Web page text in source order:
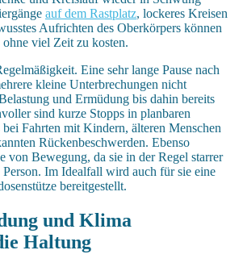
auf dem Rastplatz, lockeres Kreisen
Aufrichten des Oberkörpers können
viel Zeit zu kosten.
Eine sehr lange Pause nach
kleine Unterbrechungen nicht
und Ermüdung bis dahin bereits
sind kurze Stopps in planbaren
bei Fahrten mit Kindern, älteren Menschen
Rückenbeschwerden. Ebenso
von Bewegung, da sie in der Regel starrer
Person. Im Idealfall wird auch für sie eine
bereitgestellt.
und Klima
Haltung